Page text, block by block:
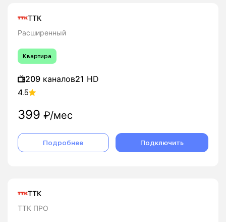
ТТК
Расширенный
Квартира
209 каналов21 HD
4.5
399 ₽/мес
Подробнее Подключить
ТТК
ТТК ПРО